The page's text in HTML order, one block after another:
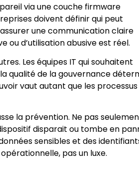
via une couche firmware
doivent définir qui peut
une communication claire
ou d’utilisation abusive est réel.
Les équipes IT qui souhaitent
qualité de la gouvernance
vaut autant que les processus
la prévention. Ne pas
disparait ou tombe en
sensibles et des
pas un luxe.